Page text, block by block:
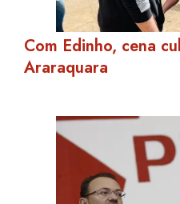
Com Edinho, cena
Araraquara